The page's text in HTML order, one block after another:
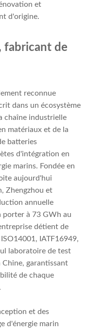
et
d'origine.
fabricant de
reconnue
dans un écosystème
chaîne industrielle
matériaux et de la
batteries
d'intégration en
marins. Fondée en
aujourd'hui
Zhengzhou et
annuelle
porter à 73 GWh au
détient de
IATF16949,
laboratoire de test
garantissant
de chaque
et des
d'énergie marin